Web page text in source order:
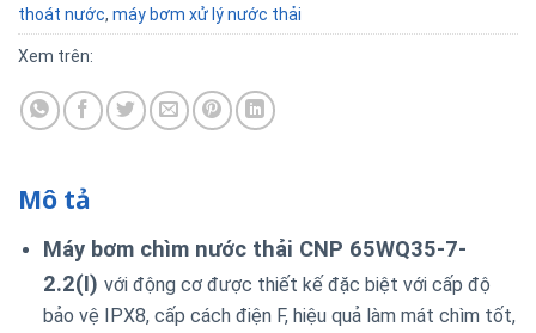
thoát nước, máy bơm xử lý nước thải
Xem trên:
Mô tả
Máy bơm chìm nước thải CNP 65WQ35-7-
2.2(I) với động cơ được thiết kế đặc biệt với cấp độ
bảo vệ IPX8, cấp cách điện F, hiệu quả làm mát chìm tốt,